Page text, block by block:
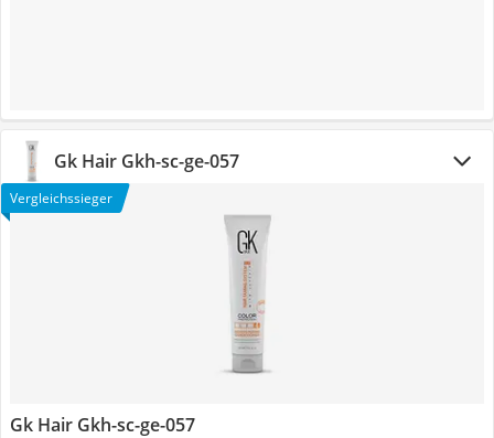
‎Gk Hair ‎Gkh-sc-ge-057
Vergleichssieger
‎Gk Hair ‎Gkh-sc-ge-057